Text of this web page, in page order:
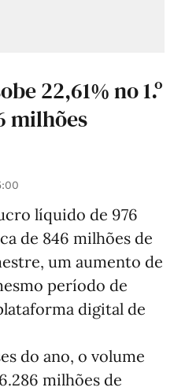
22,61% no 1.º
milhões
líquido de 976
de 846 milhões de
um aumento de
período de
digital de
do ano, o volume
milhões de